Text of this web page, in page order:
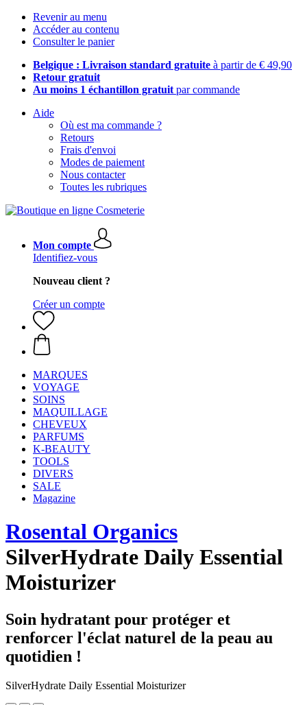
Revenir au menu
Accéder au contenu
Consulter le panier
Belgique : Livraison standard gratuite à partir de € 49,90
Retour gratuit
Au moins 1 échantillon gratuit par commande
Aide
Où est ma commande ?
Retours
Frais d'envoi
Modes de paiement
Nous contacter
Toutes les rubriques
Mon compte
Identifiez-vous
Nouveau client ?
Créer un compte
MARQUES
VOYAGE
SOINS
MAQUILLAGE
CHEVEUX
PARFUMS
K-BEAUTY
TOOLS
DIVERS
SALE
Magazine
Rosental Organics
SilverHydrate Daily Essential
Moisturizer
Soin hydratant pour protéger et
renforcer l'éclat naturel de la peau au
quotidien !
SilverHydrate Daily Essential Moisturizer